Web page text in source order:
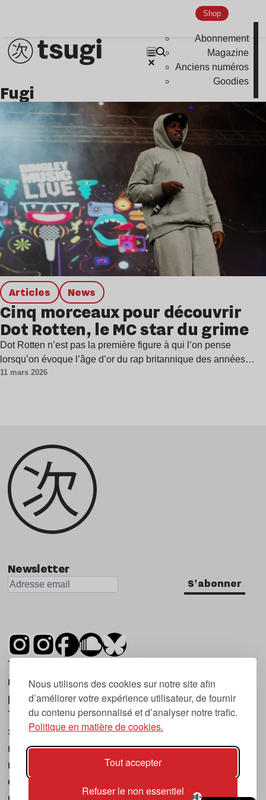
Nous utilisons des cookies sur notre site afin
d’améliorer votre expérience utilisateur, de fournir
du contenu personnalisé et d’analyser notre trafic.
Politique en matière de cookies.
Tout accepter
Refuser le non essentiel
Shop
Abonnement
Magazine
Anciens numéros
Goodies
fugi
Articles news
Cinq morceaux pour découvrir
Dot Rotten, le MC star du grime
Dot Rotten n’est pas la première figure à qui l’on pense
lorsqu’on évoque l’âge d’or du rap britannique des années…
11 mars 2026
Newsletter
S'abonner
Tsugi est un mensuel indépendant sur la
musique et les nouvelles tendances, dont la
première parution date de 2007.
Tsugi en japonais signifie « prochain », « suivant
», ce qui correspond à la thématique du
magazine, à l’affût des nouvelles tendances
musicales, qu’elles viennent de la musique
électronique, du rock ou du hip hop, et des